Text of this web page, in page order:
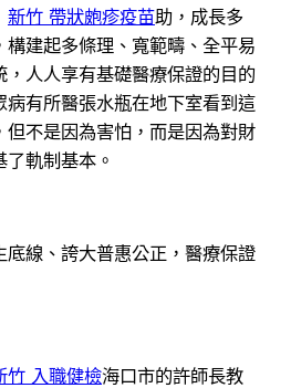
新竹 帶狀皰疹疫苗助，成長多
建起多條理、寬範疇、全平易
，人人享有基礎醫療保證的目的
病有所醫張水瓶在地下室看到這
但不是因為害怕，而是因為對財
軌制基本。
、誇大普惠公正，醫療保證
竹 入職健檢海口市的許師長教